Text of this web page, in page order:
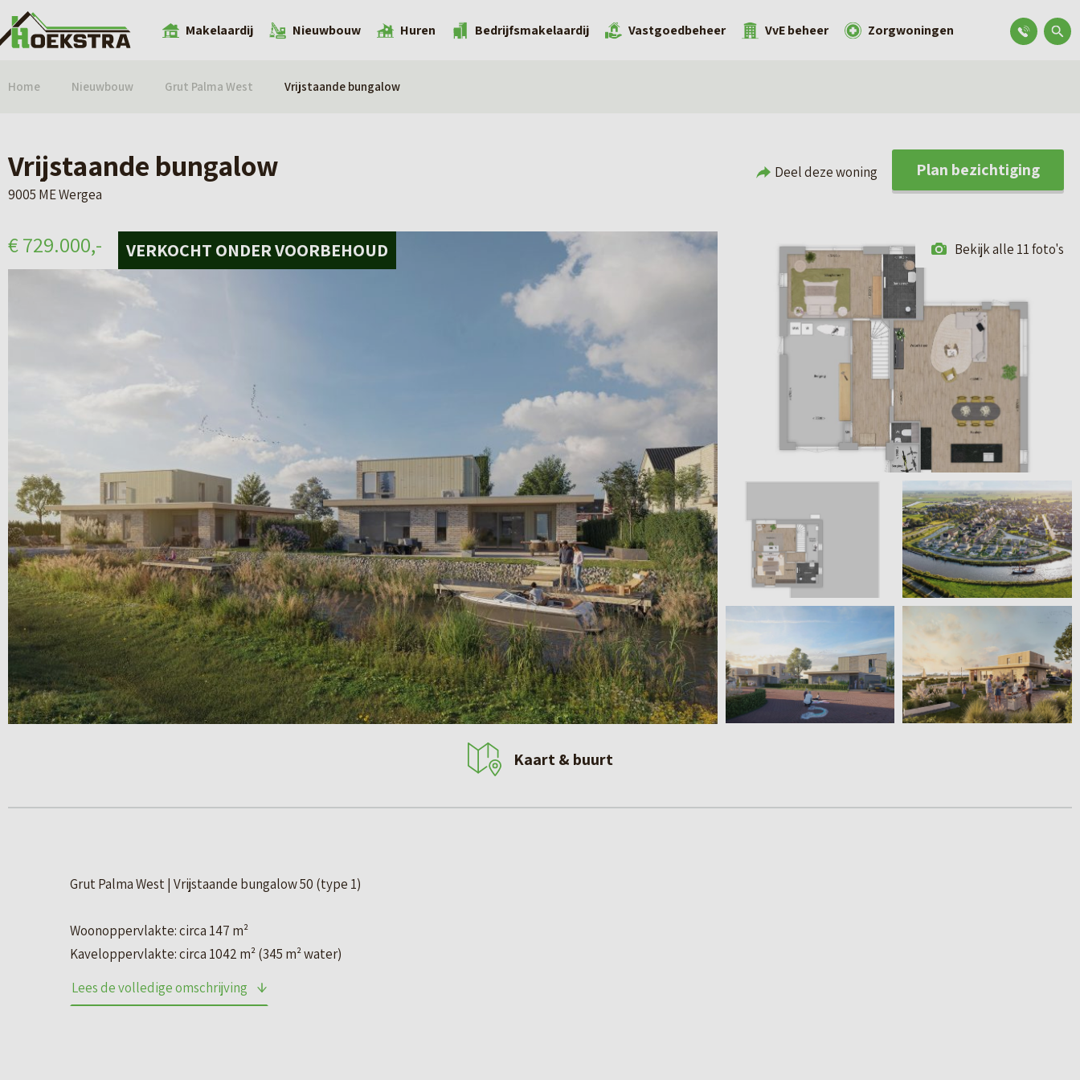
Makelaardij Nieuwbouw Huren Bedrijfsmakelaardij Vastgoedbeheer VvE beheer Zorgwoningen
Home Nieuwbouw Grut Palma West Vrijstaande bungalow
Vrijstaande bungalow
9005 ME Wergea
Deel deze woning Plan bezichtiging
€ 729.000,- VERKOCHT ONDER VOORBEHOUD Bekijk alle 11 foto's
Kaart & buurt
Grut Palma West | Vrijstaande bungalow 50 (type 1)
Woonoppervlakte: circa 147 m²
Kaveloppervlakte: circa 1042 m² (345 m² water)
De vrijstaande bungalows combineren het comfort van gelijkvloers wonen met de vrijheid van vrijstaand
Lees de volledige omschrijving